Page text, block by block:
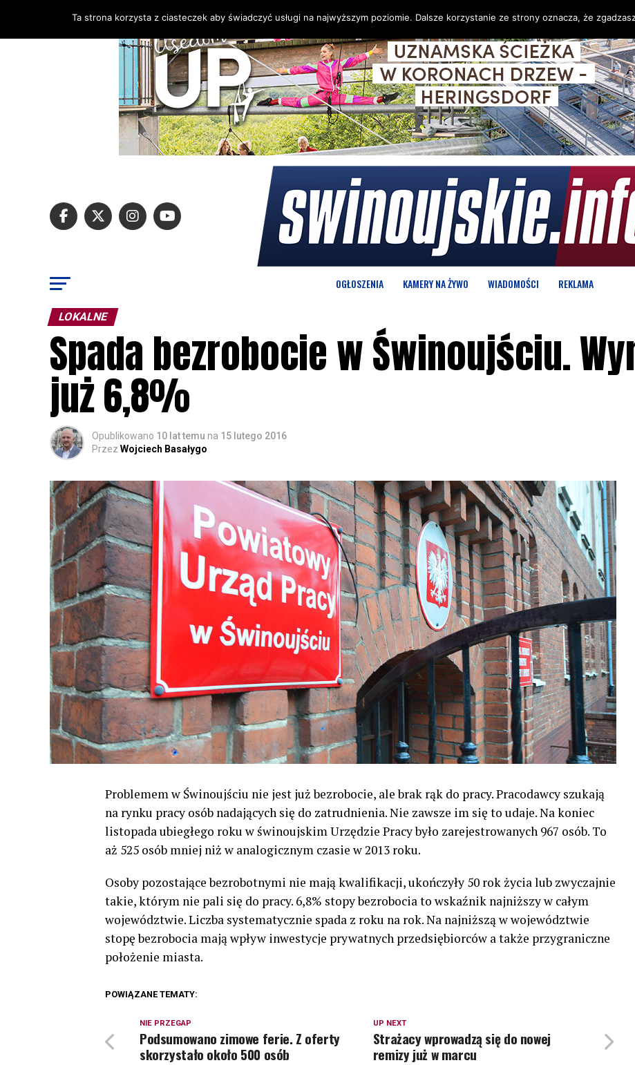
OGŁOSZENIA KAMERY NA ŻYWO WIADOMOŚCI REKLAMA
LOKALNE
Spada bezrobocie w Świnoujściu.
już 6,8%
Opublikowano 10 lat temu na 15 lutego 2016
Przez Wojciech Basałygo
Problemem w Świnoujściu nie jest już bezrobocie, ale brak rąk do pracy. Pracodawcy szukają
na rynku pracy osób nadających się do zatrudnienia. Nie zawsze im się to udaje. Na koniec
listopada ubiegłego roku w świnoujskim Urzędzie Pracy było zarejestrowanych 967 osób. To
aż 525 osób mniej niż w analogicznym czasie w 2013 roku.
Osoby pozostające bezrobotnymi nie mają kwalifikacji, ukończyły 50 rok życia lub zwyczajnie
takie, którym nie pali się do pracy. 6,8% stopy bezrobocia to wskaźnik najniższy w całym
województwie. Liczba systematycznie spada z roku na rok. Na najniższą w województwie
stopę bezrobocia mają wpływ inwestycje prywatnych przedsiębiorców a także przygraniczne
położenie miasta.
POWIĄZANE TEMATY:
UP NEXT
Strażacy wprowadzą się do nowej
remizy już w marcu
NIE PRZEGAP
Podsumowano zimowe ferie. Z oferty
skorzystało około 500 osób
Ta strona korzysta z ciasteczek aby świadczyć usługi na najwyższym poziomie. Dalsze korzystanie ze strony oznacza, że